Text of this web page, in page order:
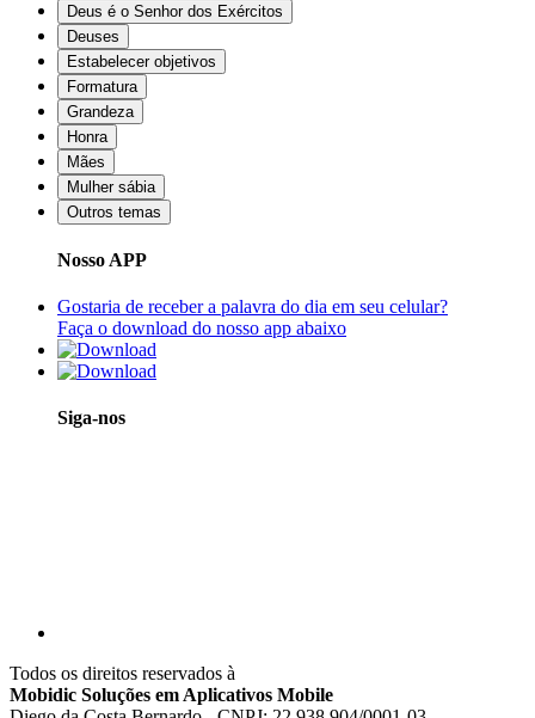
Deus é o Senhor dos Exércitos
Deuses
Estabelecer objetivos
Formatura
Grandeza
Honra
Mães
Mulher sábia
Outros temas
Nosso APP
Gostaria de receber a palavra do dia em seu celular?
Faça o download do nosso app abaixo
Siga-nos
Todos os direitos reservados à
Mobidic Soluções em Aplicativos Mobile